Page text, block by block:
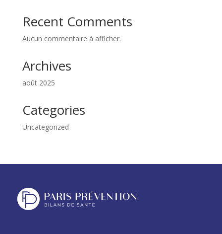
Recent Comments
Aucun commentaire à afficher.
Archives
août 2025
Categories
Uncategorized